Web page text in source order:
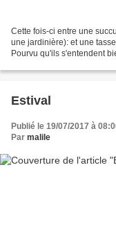
Cette fois-ci entre une
une jardinière): et une
Pourvu qu'ils s'entendent
Estival
Publié le 19/07/2017 à
Par malile